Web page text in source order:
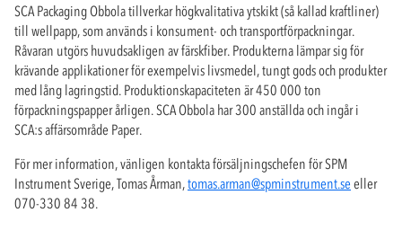
SCA Packaging Obbola tillverkar högkvalitativa ytskikt (så kallad kraftliner)
till wellpapp, som används i konsument- och transportförpackningar.
Råvaran utgörs huvudsakligen av färskfiber. Produkterna lämpar sig för
krävande applikationer för exempelvis livsmedel, tungt gods och produkter
med lång lagringstid. Produktionskapaciteten är 450 000 ton
förpackningspapper årligen. SCA Obbola har 300 anställda och ingår i
SCA:s affärsområde Paper.
För mer information, vänligen kontakta försäljningschefen för SPM
Instrument Sverige, Tomas Årman,tomas.arman@spminstrument.se eller
070-330 84 38.